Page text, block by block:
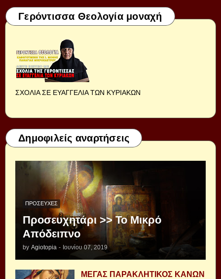
Γερόντισσα Θεολογία μοναχή
ΣΧΟΛΙΑ ΣΕ ΕΥΑΓΓΕΛΙΑ ΤΩΝ ΚΥΡΙΑΚΩΝ
Δημοφιλείς αναρτήσεις
ΠΡΟΣΕΥΧΈΣ
Προσευχητάρι >> Το Μικρό
Απόδειπνο
by Agiotopia - Ιουνίου 07, 2019
ΜΕΓΑΣ ΠΑΡΑΚΛΗΤΙΚΟΣ ΚΑΝΩΝ